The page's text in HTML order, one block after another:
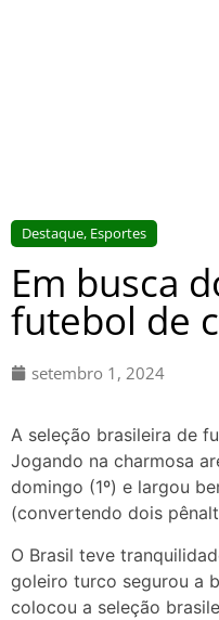
Destaque, Esportes
Em busca
futebol de
setembro 1, 2024
A seleção brasileira de
Jogando na charmosa
domingo (1º) e largou
(convertendo dois
O Brasil teve
goleiro turco segurou a
colocou a seleção